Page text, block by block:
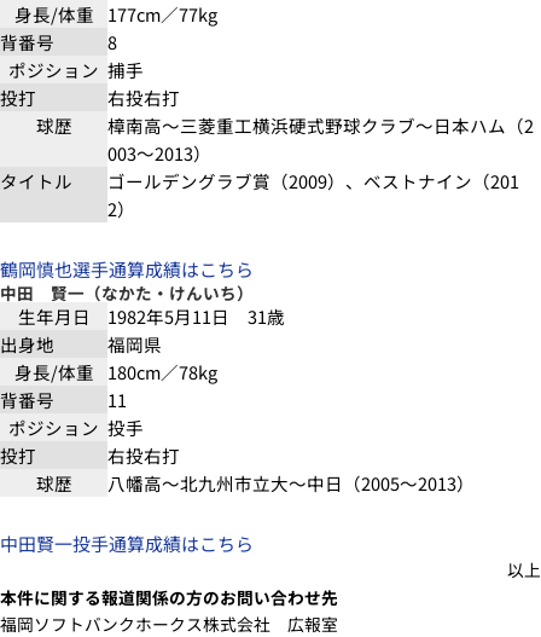
身長/体重
177cm／77kg
背番号
8
ポジション 捕手
投打
右投右打
球歴
樟南高～三菱重工横浜硬式野球クラブ～日本ハム（2
003～2013）
タイトル
ゴールデングラブ賞（2009）、ベストナイン（201
2）
鶴岡慎也選手通算成績はこちら
中田 賢一（なかた・けんいち）
生年月日
1982年5月11日 31歳
出身地
福岡県
身長/体重
180cm／78kg
背番号
11
ポジション 投手
投打
右投右打
球歴
八幡高～北九州市立大～中日（2005～2013）
中田賢一投手通算成績はこちら
以上
本件に関する報道関係の方のお問い合わせ先
福岡ソフトバンクホークス株式会社 広報室